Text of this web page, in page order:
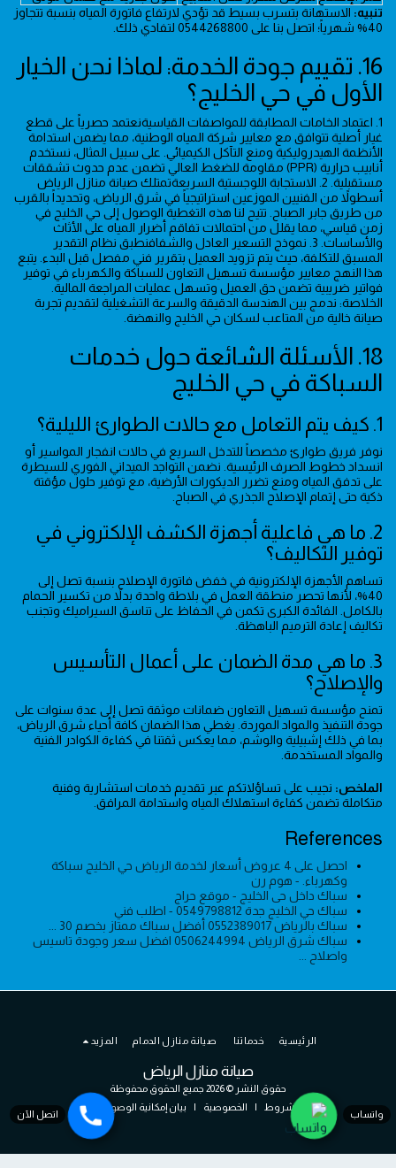
تنبيه: الاستهانة بتسرب بسيط قد تؤدي لارتفاع فاتورة المياه بنسبة تتجاوز
40% شهرياً؛ اتصل بنا على 0544268800 لتفادي ذلك.
16. تقييم جودة الخدمة: لماذا نحن الخيار
الأول في حي الخليج؟
1. اعتماد الخامات المطابقة للمواصفات القياسيةنعتمد حصرياً على قطع
غيار أصلية تتوافق مع معايير شركة المياه الوطنية، مما يضمن استدامة
الأنظمة الهيدروليكية ومنع التآكل الكيميائي. على سبيل المثال، نستخدم
أنابيب حرارية (PPR) مقاومة للضغط العالي تضمن عدم حدوث تشققات
مستقبلية. 2. الاستجابة اللوجستية السريعةتمتلك صيانة منازل الرياض
أسطولاً من الفنيين الموزعين استراتيجياً في شرق الرياض، وتحديداً بالقرب
من طريق جابر الصباح. تتيح لنا هذه التغطية الوصول إلى حي الخليج في
زمن قياسي، مما يقلل من احتمالات تفاقم أضرار المياه على الأثاث
والأساسات. 3. نموذج التسعير العادل والشفافنطبق نظام التقدير
المسبق للتكلفة، حيث يتم تزويد العميل بتقرير فني مفصل قبل البدء. يتبع
هذا النهج معايير مؤسسة تسهيل التعاون للسباكة والكهرباء في توفير
فواتير ضريبية تضمن حق العميل وتسهل عمليات المراجعة المالية.
الخلاصة: ندمج بين الهندسة الدقيقة والسرعة التشغيلية لتقديم تجربة
صيانة خالية من المتاعب لسكان حي الخليج والنهضة.
18. الأسئلة الشائعة حول خدمات
السباكة في حي الخليج
1. كيف يتم التعامل مع حالات الطوارئ الليلية؟
نوفر فريق طوارئ مخصصاً للتدخل السريع في حالات انفجار المواسير أو
انسداد خطوط الصرف الرئيسية. نضمن التواجد الميداني الفوري للسيطرة
على تدفق المياه ومنع تضرر الديكورات الأرضية، مع توفير حلول مؤقتة
ذكية حتى إتمام الإصلاح الجذري في الصباح.
2. ما هي فاعلية أجهزة الكشف الإلكتروني في
توفير التكاليف؟
تساهم الأجهزة الإلكترونية في خفض فاتورة الإصلاح بنسبة تصل إلى
40%، لأنها تحصر منطقة العمل في بلاطة واحدة بدلاً من تكسير الحمام
بالكامل. الفائدة الكبرى تكمن في الحفاظ على تناسق السيراميك وتجنب
تكاليف إعادة الترميم الباهظة.
3. ما هي مدة الضمان على أعمال التأسيس
والإصلاح؟
تمنح مؤسسة تسهيل التعاون ضمانات موثقة تصل إلى عدة سنوات على
جودة التنفيذ والمواد الموردة. يغطي هذا الضمان كافة أحياء شرق الرياض،
بما في ذلك إشبيلية والوشم، مما يعكس ثقتنا في كفاءة الكوادر الفنية
والمواد المستخدمة.
الملخص: نجيب على تساؤلاتكم عبر تقديم خدمات استشارية وفنية
متكاملة تضمن كفاءة استهلاك المياه واستدامة المرافق.
References
احصل على 4 عروض أسعار لخدمة الرياض حي الخليج سباكة
وكهرباء. - هوم رن
سباك داخل حى الخليج - موقع حراج
سباك حي الخليج جدة 0549798812 - اطلب فني
سباك بالرياض ⁦0552389017⁩ أفضل سباك ممتاز بخصم 30 ...
سباك شرق الرياض 0506244994 افضل سعر وجودة تاسيس
واصلاح ...
صيانة منازل الرياض
حقوق النشر © 2026 جميع الحقوق محفوظة
الشروط
| الخصوصية | بيان إمكانية الوصول
الرئيسية خدماتنا صيانة منازل الدمام المزيد
واتساب اتصل الآن